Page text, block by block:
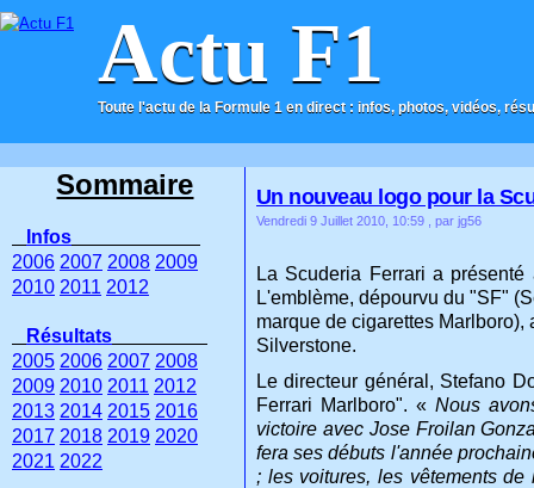
Actu F1
Toute l'actu de la Formule 1 en direct : infos, photos, vidéos,
ACCUEIL CONTACT
Un nouveau logo pour la
Vendredi 9 Juillet 2010, 10:59 , par jg56
La Scuderia Ferrari a
L'emblème, dépourvu du "SF"
marque de cigarettes
Silverstone.
Le directeur général, Stefano
Ferrari Marlboro". « Nous
victoire avec Jose Froilan
fera ses débuts l'année
; les voitures, les vêtements
Sommaire
Infos
2006 2007 2008 2009
2010 2011 2012
Résultats
2005 2006 2007 2008
2009 2010 2011 2012
2013 2014 2015 2016
2017 2018 2019 2020
2021 2022